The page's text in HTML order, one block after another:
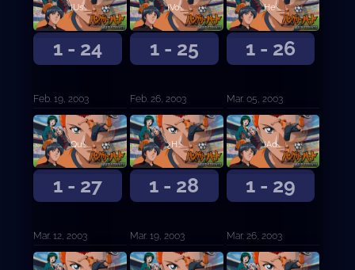
1 - 24
¡Ustedes chicos son demasiado arrogantes!
Feb. 19, 2003
1 - 25
¡Voy a enfrentar el mundo del fútbol!
Feb. 26, 2003
1 - 26
He estado esperando esto
Mar. 05, 2003
1 - 27
Que comience la tanda de penales
Mar. 12, 2003
1 - 28
¿Hacer lo que siempre hacemos?
Mar. 19, 2003
1 - 29
¡Adelante, sargento Chin!
Mar. 26, 2003